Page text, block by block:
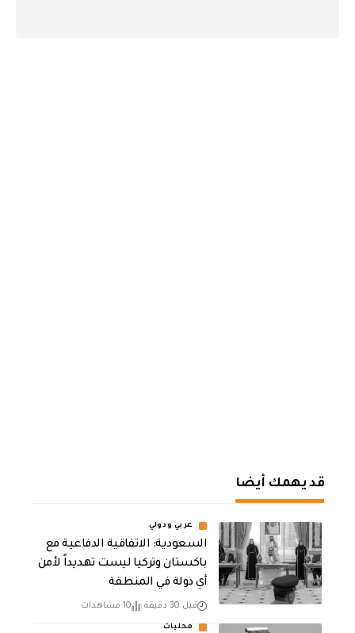
قد يهمك أيضا
عربي ودولي
السعودية: الاتفاقية الدفاعية مع
باكستان وتركيا ليست تهديداً لأمن
أي دولة في المنطقة
قبل 30 دقيقة 10 مشاهدات
محليات